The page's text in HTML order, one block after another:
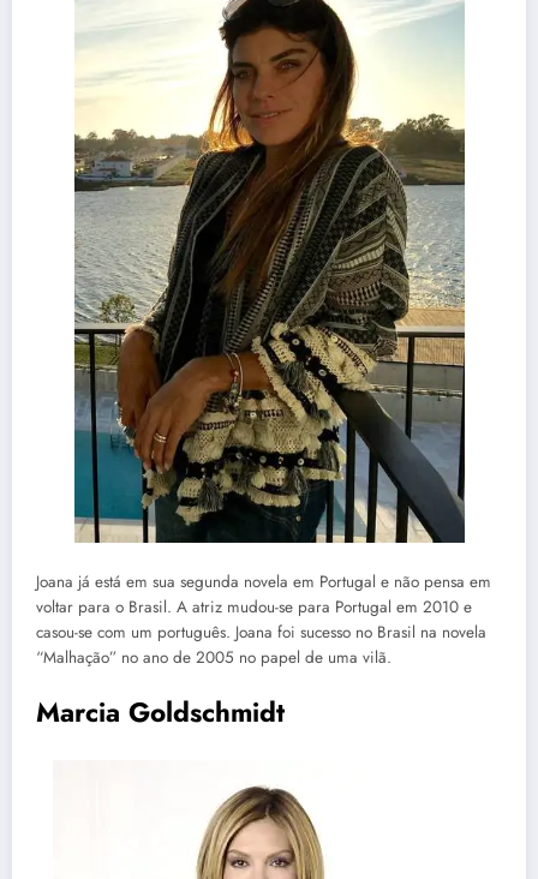
Joana já está em sua segunda novela em Portugal e não pensa em
voltar para o Brasil. A atriz mudou-se para Portugal em 2010 e
casou-se com um português. Joana foi sucesso no Brasil na novela
“Malhação” no ano de 2005 no papel de uma vilã.
Marcia Goldschmidt